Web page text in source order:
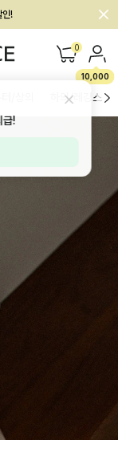
!
0
10,000
하의/레깅스
급!